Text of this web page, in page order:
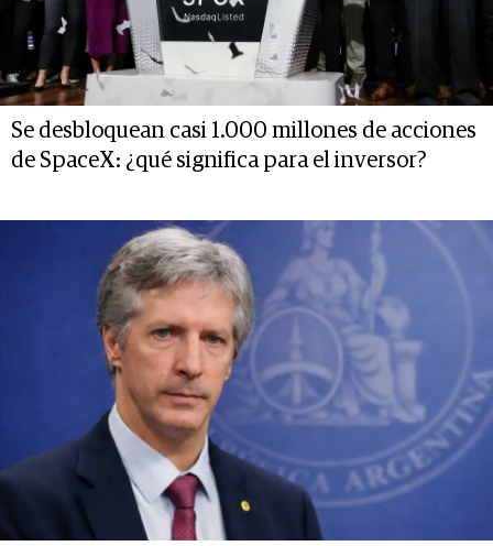
Se desbloquean casi 1.000 millones de acciones
de SpaceX: ¿qué significa para el inversor?